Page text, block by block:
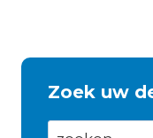
Zoek uw